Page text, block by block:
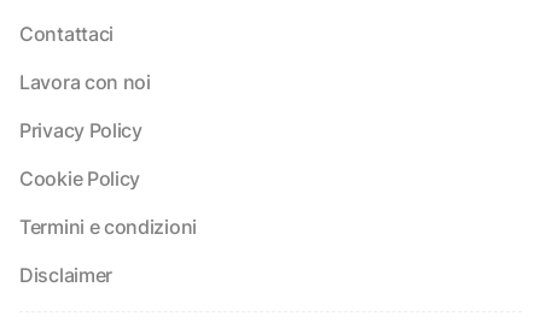
Contattaci
Lavora con noi
Privacy Policy
Cookie Policy
Termini e condizioni
Disclaimer